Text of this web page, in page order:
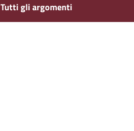
Tutti gli argomenti